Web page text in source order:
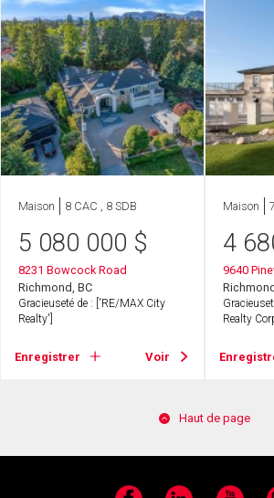
Maison 8 CAC , 8 SDB
5 080 000 $
8231 Bowcock Road
Richmond, BC
Gracieuseté de : ['RE/MAX City
Realty']
Enregistrer Voir
Maison
4
9640
Realty
Haut de page